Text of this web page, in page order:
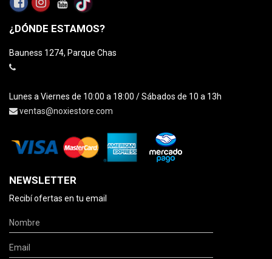
¿DÓNDE ESTAMOS?
Bauness 1274, Parque Chas
Lunes a Viernes de 10:00 a 18:00 / Sábados de 10 a 13h
ventas@noxiestore.com
NEWSLETTER
Recibí ofertas en tu email